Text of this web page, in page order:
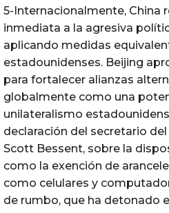
5-Internacionalmente, China
inmediata a la agresiva
aplicando medidas
estadounidenses. Beijing
para fortalecer alianzas
globalmente como una
unilateralismo
declaración del secretario
Scott Bessent, sobre la
como la exención de
como celulares y
de rumbo, que ha detonado